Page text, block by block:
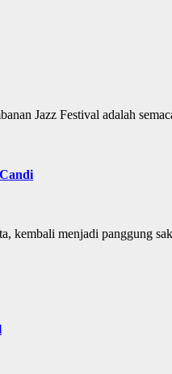
Jazz Festival adalah
kembali menjadi panggung